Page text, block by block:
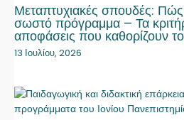
Μεταπτυχιακές σπουδές: Πώς
σωστό πρόγραμμα – Τα
αποφάσεις που καθορίζουν
13 Ιουλίου, 2026